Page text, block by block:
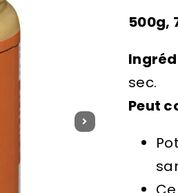
500g,
sec.
Peut